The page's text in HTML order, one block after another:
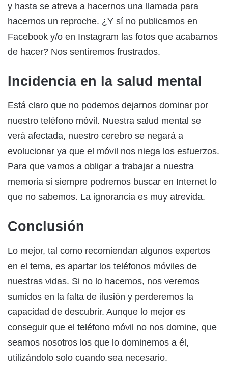
y hasta se atreva a hacernos una llamada para
hacernos un reproche. ¿Y sí no publicamos en
Facebook y/o en Instagram las fotos que acabamos
de hacer? Nos sentiremos frustrados.
Incidencia en la salud mental
Está claro que no podemos dejarnos dominar por
nuestro teléfono móvil. Nuestra salud mental se
verá afectada, nuestro cerebro se negará a
evolucionar ya que el móvil nos niega los esfuerzos.
Para que vamos a obligar a trabajar a nuestra
memoria si siempre podremos buscar en Internet lo
que no sabemos. La ignorancia es muy atrevida.
Conclusión
Lo mejor, tal como recomiendan algunos expertos
en el tema, es apartar los teléfonos móviles de
nuestras vidas. Si no lo hacemos, nos veremos
sumidos en la falta de ilusión y perderemos la
capacidad de descubrir. Aunque lo mejor es
conseguir que el teléfono móvil no nos domine, que
seamos nosotros los que lo dominemos a él,
utilizándolo solo cuando sea necesario.